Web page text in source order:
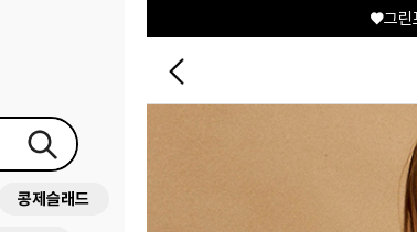
♥그린
콩제슬래드